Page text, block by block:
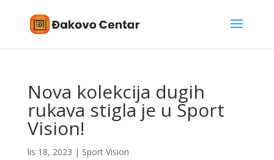
Nova kolekcija dugih
rukava stigla je u Sport
Vision!
lis 18, 2023 | Sport Vision